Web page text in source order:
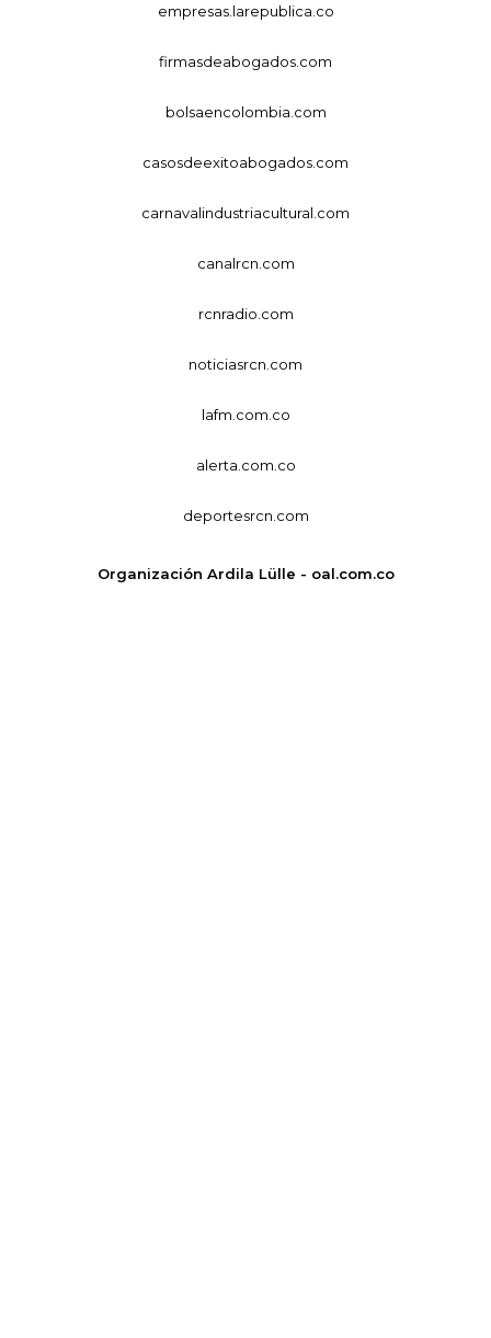
empresas.larepublica.co
firmasdeabogados.com
bolsaencolombia.com
casosdeexitoabogados.com
carnavalindustriacultural.com
canalrcn.com
rcnradio.com
noticiasrcn.com
lafm.com.co
alerta.com.co
deportesrcn.com
Organización Ardila Lülle - oal.com.co